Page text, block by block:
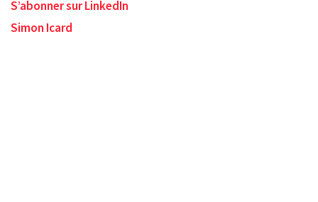
S’abonner sur LinkedIn
Simon Icard